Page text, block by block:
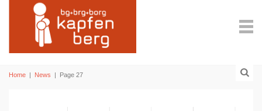
Home | News | Page 27